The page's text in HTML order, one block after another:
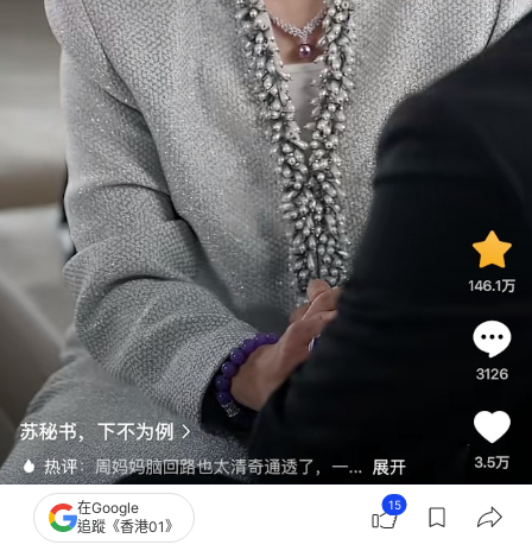
在Google
追蹤《香港01》
15